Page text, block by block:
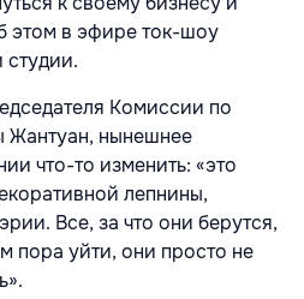
этом в эфире ток-шоу
студии.
Комиссии по
Жантуан, нынешнее
что-то изменить: «это
лепнины,
Все, за что они берутся,
пора уйти, они просто не